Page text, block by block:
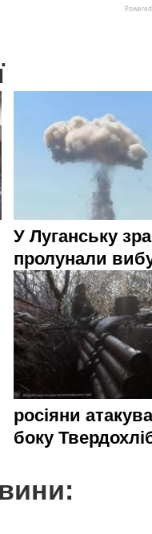
У Луганську
пролунали
росіяни
боку